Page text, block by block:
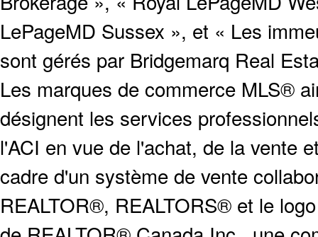
LePageMD Sussex », et « Les
sont gérés par Bridgemarq Real
Les marques de commerce MLS®
désignent les services
l'ACI en vue de l'achat, de la vente
cadre d'un système de vente
REALTOR®, REALTORS® et le